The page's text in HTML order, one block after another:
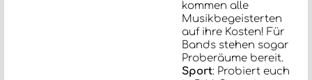
kommen alle
Musikbegeisterten
auf ihre Kosten! Für
Bands stehen sogar
Proberäume bereit.
Sport: Probiert euch